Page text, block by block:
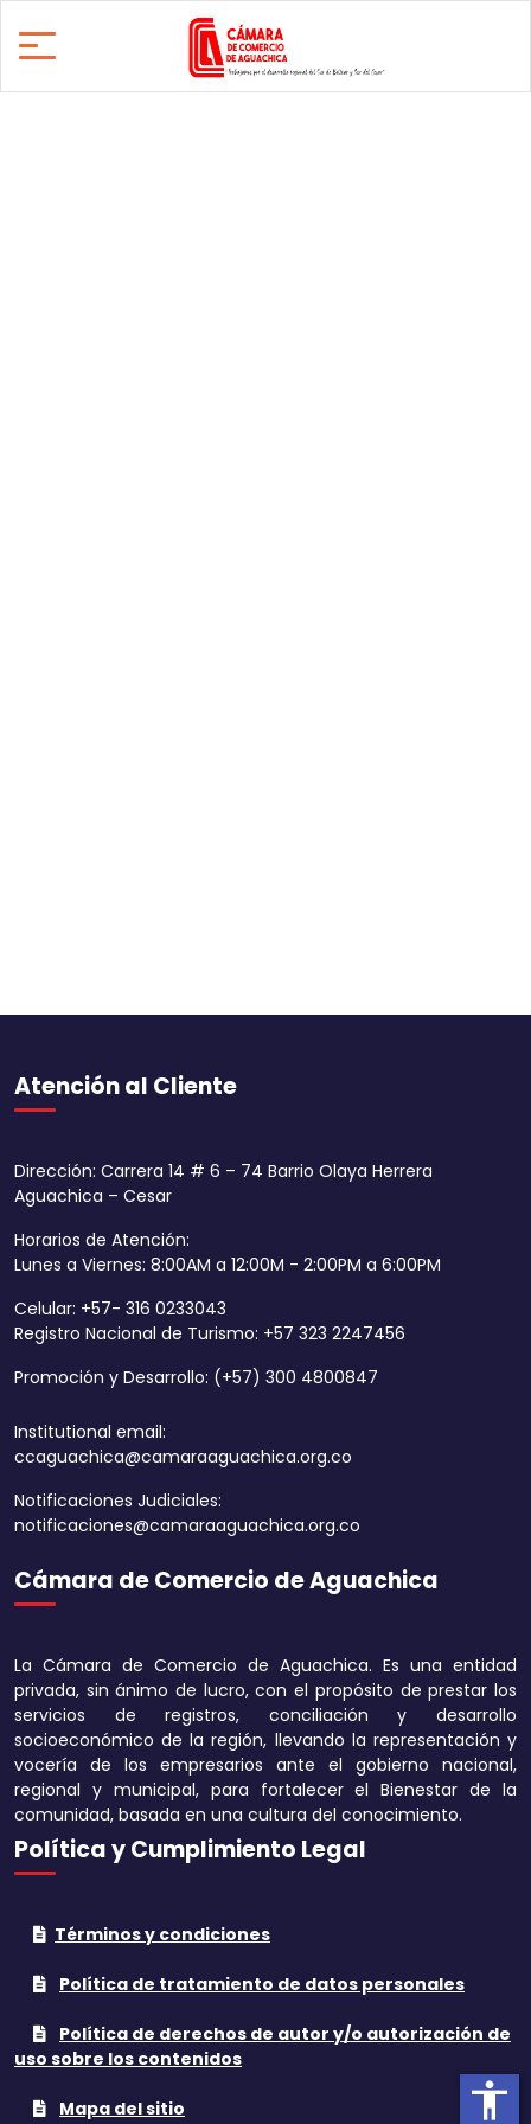
Atención al Cliente
Dirección: Carrera 14 # 6 – 74 Barrio Olaya Herrera
Aguachica – Cesar
Horarios de Atención:
Lunes a Viernes: 8:00AM a 12:00M - 2:00PM a 6:00PM
Celular: +57- 316 0233043
Registro Nacional de Turismo: +57 323 2247456
Promoción y Desarrollo: (+57) 300 4800847
Institutional email:
ccaguachica@camaraaguachica.org.co
Notificaciones Judiciales:
notificaciones@camaraaguachica.org.co
Cámara de Comercio de Aguachica
La Cámara de Comercio de Aguachica. Es una entidad
privada, sin ánimo de lucro, con el propósito de prestar los
servicios de registros, conciliación y desarrollo
socioeconómico de la región, llevando la representación y
vocería de los empresarios ante el gobierno nacional,
regional y municipal, para fortalecer el Bienestar de la
comunidad, basada en una cultura del conocimiento.
Política y Cumplimiento Legal
Términos y condiciones
Política de tratamiento de datos personales
Política de derechos de autor y/o autorización de
uso sobre los contenidos
Mapa del sitio accessibility
Aumentar
Aumentar el
texto
Disminuir el
texto
Aumentar la
Tonos grises
Subrayar enlaces
Cursor grande